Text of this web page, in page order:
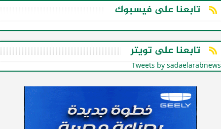
تابعنا على فيسبوك
تابعنا على تويتر
Tweets by sadaelarabnews